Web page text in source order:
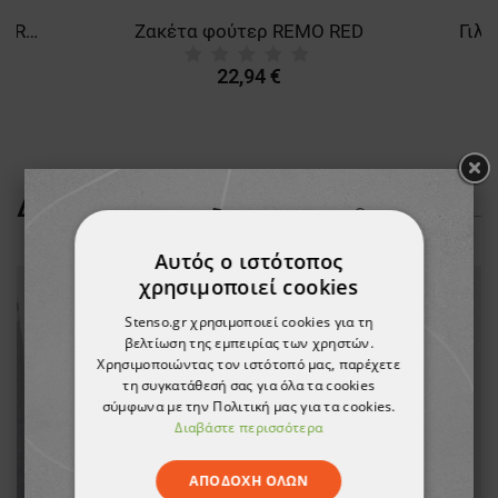
Μπλουζάκι με μακριά μανίκια REMO GREY (TOURS) Ζακέτα φούτερ REMO RED
22,94 €
ΔΕΊΤΕ ΠΕΡΙΣΣΌΤΕΡΑ
Αυτός ο ιστότοπος
χρησιμοποιεί cookies
Stenso.gr χρησιμοποιεί cookies για τη
βελτίωση της εμπειρίας των χρηστών.
Χρησιμοποιώντας τον ιστότοπό μας, παρέχετε
τη συγκατάθεσή σας για όλα τα cookies
σύμφωνα με την Πολιτική μας για τα cookies.
Διαβάστε περισσότερα
ΑΠΟΔΟΧΉ ΌΛΩΝ